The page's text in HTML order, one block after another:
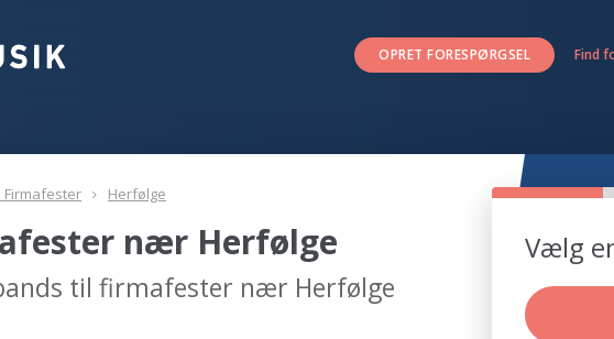
OPRET FORESPØRGSEL Find
Firmafester Herfølge
nær Herfølge
til firmafester nær Herfølge
Vælg